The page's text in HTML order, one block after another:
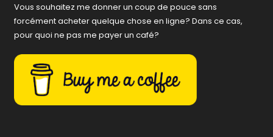
Vous souhaitez me donner un coup de pouce sans
forcément acheter quelque chose en ligne? Dans ce cas,
pour quoi ne pas me payer un café?